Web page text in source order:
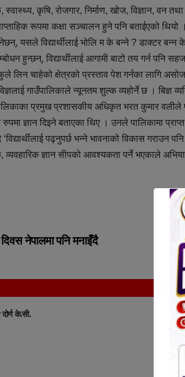
कृषि, रोजगार, निर्माण, खोज, विज्ञान, वन
रूपमा कक्षा सञ्चालन हुने पनि बताईएको थियो
यसले विद्यार्थीलाई भोलि म के बन्ने ? डाक्टर
सम्बोधन हुन्छन्, विद्यार्थीलाई आगामी बाटो तय गर्न
लिन चाहेको क्षेत्रको प्रस्ताव पेश गर्नका लागि
गाउँपालिकाले न्यूनतम शुल्क व्यहोर्ने छ । बिज्ञ
प्रमुख प्रशासकीय अधिकृत भरत कुमार
रुपमा ज्ञान दिइने बताएका थिए । उनले पालिकामा
पढ्नुपर्छ भन्ने भावनाको विकास गराउन
व्यवहारिक ज्ञान सीपको आवश्यकता पर्ने भएकाले
नेपालमा पनि मनाइँदै
दोर्ण के.सी.